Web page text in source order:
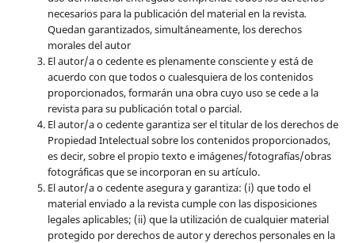
necesarios para la publicación del material en la revista.
Quedan garantizados, simultáneamente, los derechos
morales del autor
El autor/a o cedente es plenamente consciente y está de
acuerdo con que todos o cualesquiera de los contenidos
proporcionados, formarán una obra cuyo uso se cede a la
revista para su publicación total o parcial.
El autor/a o cedente garantiza ser el titular de los derechos de
Propiedad Intelectual sobre los contenidos proporcionados,
es decir, sobre el propio texto e imágenes/fotografías/obras
fotográficas que se incorporan en su artículo.
El autor/a o cedente asegura y garantiza: (i) que todo el
material enviado a la revista cumple con las disposiciones
legales aplicables; (ii) que la utilización de cualquier material
protegido por derechos de autor y derechos personales en la